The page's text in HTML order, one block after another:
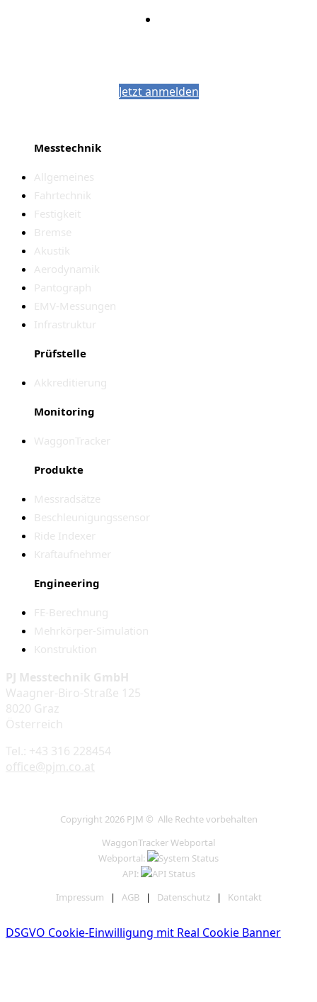
Jetzt anmelden
Messtechnik
Allgemeines
Fahrtechnik
Festigkeit
Bremse
Akustik
Aerodynamik
Pantograph
EMV-Messungen
Infrastruktur
Prüfstelle
Akkreditierung
Monitoring
WaggonTracker
Produkte
Messradsätze
Beschleunigungssensor
Ride Indexer
Kraftaufnehmer
Engineering
FE-Berechnung
Mehrkörper-Simulation
Konstruktion
PJ Messtechnik GmbH
Waagner-Biro-Straße 125
8020 Graz
Österreich
Tel.: +43 316 228454
office@pjm.co.at
Copyright 2026 PJM © Alle Rechte vorbehalten
WaggonTracker Webportal
Webportal:
API:
Impressum | AGB| Datenschutz| Kontakt
DSGVO Cookie-Einwilligung mit Real Cookie Banner